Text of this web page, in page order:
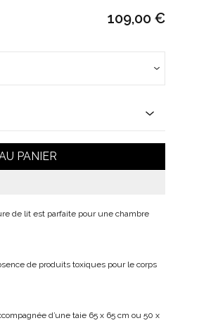
109,00 €
PANIER
de lit est parfaite pour une chambre
de produits toxiques pour le corps
d’une taie 65 x 65 cm ou 50 x